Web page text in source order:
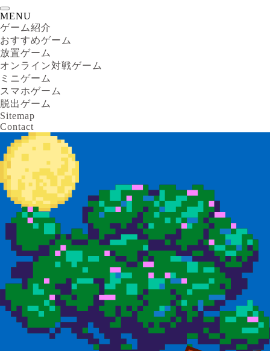
MENU
ゲーム紹介
おすすめゲーム
放置ゲーム
オンライン対戦ゲーム
ミニゲーム
スマホゲーム
脱出ゲーム
Sitemap
Contact